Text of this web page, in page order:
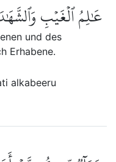
عَٰلِمُ ٱلۡغَيۡبِ
und des
Erhabene.
alkabeeru